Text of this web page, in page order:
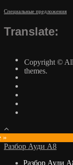
Специальные предложения
Translate:
Copyright © All
themes.
»
Разбор Ауди А8
Разбор Ауди